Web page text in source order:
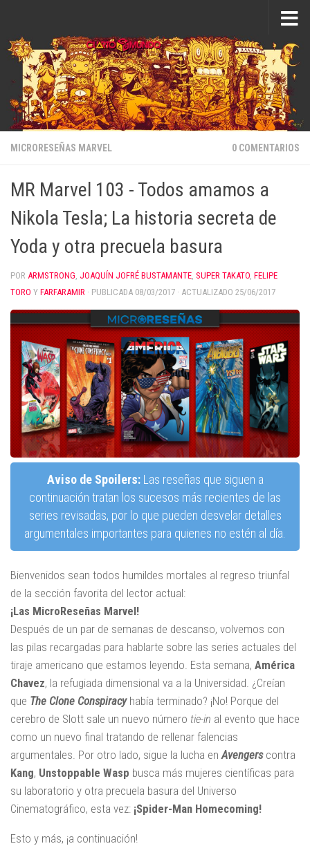
MICRORESEÑAS MARVEL 0 COMENTARIOS
MR Marvel 103 - Todos amamos a
Nikola Tesla; La historia secreta de
Yoda y otra precuela basura
POR ARMSTRONG, JOAQUÍN JOFRÉ BUSTAMANTE, SUPER TAKATO, FELIPE
TORO Y FARFARAMIR · PUBLICADA 08/03/2017 · ACTUALIZADO 25/06/2017
Aviso de Spoilers:Las reseñas que siguen a
continuación tratan los sucesos más recientes de las
series revisadas, por lo que pueden desvelar detalles
argumentales importantes para quienes no estén al día.
Bienvenidos sean todos humildes mortales al regreso triunfal
de la sección favorita del lector actual:
¡Las MicroReseñas Marvel!
Después de un par de semanas de descanso, volvemos con
las pilas recargadas para hablarte sobre las series actuales del
tiraje americano que estamos leyendo. Esta semana, América
Chavez, la refugiada dimensional va a la Universidad. ¿Creían
que The Clone Conspiracyhabía terminado? ¡No! Porque del
cerebro de Slott sale un nuevo número tie-in al evento que hace
como un nuevo final tratando de rellenar falencias
argumentales. Por otro lado, sigue la lucha enAvengers contra
Kang, Unstoppable Wasp busca más mujeres científicas para
su laboratorio y otra precuela basura del Universo
Cinematográfico, esta vez: ¡Spider-Man Homecoming!
Esto y más, ¡a continuación!